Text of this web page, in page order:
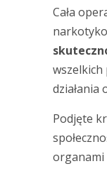
Cała
wszelkich
działania
Podjęte
organami